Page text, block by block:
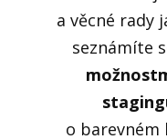
a věcné rady
seznámíte
o